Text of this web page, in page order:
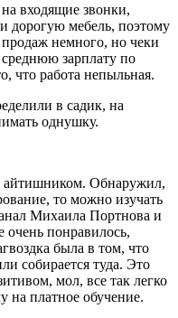
входящие звонки,
дорогую мебель, поэтому
немного, но чеки
зарплату по
что работа непыльная.
в садик, на
однушку.
айтишником. Обнаружил,
то можно изучать
Михаила Портнова и
очень понравилось,
была в том, что
собирается туда. Это
мол, все так легко
на платное обучение.